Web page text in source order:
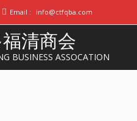
Email : info@ctfqba.com
清商会
BUSINESS ASSOCATION